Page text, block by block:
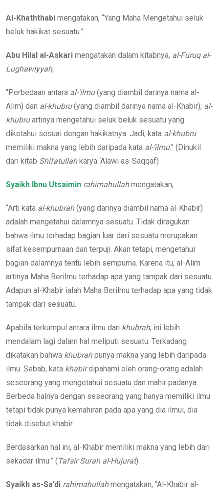
Al-Khaththabi mengatakan, “Yang Maha Mengetahui seluk
beluk hakikat sesuatu.”
Abu Hilal al-Askari mengatakan dalam kitabnya, al-Furuq al-
Lughawiyyah,
“Perbedaan antara al-‘ilmu(yang diambil darinya nama al-
Alim) dan al-khubru(yang diambil darinya nama al-Khabir); al-
khubruartinya mengetahui seluk beluk sesuatu yang
diketahui sesuai dengan hakikatnya. Jadi, kata al-khubru
memiliki makna yang lebih daripada kata al-‘ilmu.” (Dinukil
dari kitab Shifatullahkarya ‘Alawi as-Saqqaf)
Syaikh Ibnu Utsaimin rahimahullahmengatakan,
“Arti kata al-khubrah(yang darinya diambil nama al-Khabir)
adalah mengetahui dalamnya sesuatu. Tidak diragukan
bahwa ilmu terhadap bagian luar dari sesuatu merupakan
sifat kesempurnaan dan terpuji. Akan tetapi, mengetahui
bagian dalamnya tentu lebih sempurna. Karena itu, al-Alim
artinya Maha Berilmu terhadap apa yang tampak dari sesuatu.
Adapun al-Khabir ialah Maha Berilmu terhadap apa yang tidak
tampak dari sesuatu.
Apabila terkumpul antara ilmu dan khubrah, ini lebih
mendalam lagi dalam hal meliputi sesuatu. Terkadang
dikatakan bahwa khubrahpunya makna yang lebih daripada
ilmu. Sebab, kata khabirdipahami oleh orang-orang adalah
seseorang yang mengetahui sesuatu dan mahir padanya.
Berbeda halnya dengan seseorang yang hanya memiliki ilmu
tetapi tidak punya kemahiran pada apa yang dia ilmui, dia
tidak disebut khabir.
Berdasarkan hal ini, al-Khabir memiliki makna yang lebih dari
sekadar ilmu.” ( Tafsir Surah al-Hujurat)
Syaikh as-Sa’di rahimahullahmengatakan, “Al-Khabir al-